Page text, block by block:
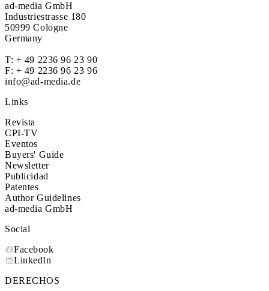
ad-media GmbH
Industriestrasse 180
50999 Cologne
Germany
T: + 49 2236 96 23 90
F: + 49 2236 96 23 96
info@ad-media.de
Links
Revista
CPI-TV
Eventos
Buyers' Guide
Newsletter
Publicidad
Patentes
Author Guidelines
ad-media GmbH
Social
Facebook
LinkedIn
DERECHOS